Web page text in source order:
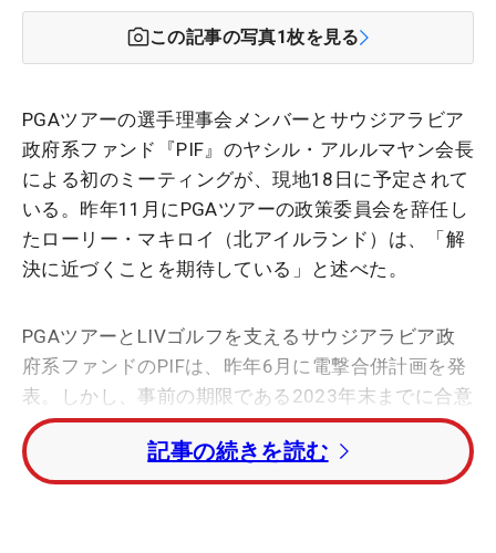
この記事の写真1枚を見る
PGAツアーの選手理事会メンバーとサウジアラビア
政府系ファンド『PIF』のヤシル・アルルマヤン会長
による初のミーティングが、現地18日に予定されて
いる。昨年11月にPGAツアーの政策委員会を辞任し
たローリー・マキロイ（北アイルランド）は、「解
決に近づくことを期待している」と述べた。
PGAツアーとLIVゴルフを支えるサウジアラビア政
府系ファンドのPIFは、昨年6月に電撃合併計画を発
表。しかし、事前の期限である2023年末までに合意
に達することができなかった。
そのなかで、18日に「ザ・プレーヤーズ選手権」の
記事の続きを読む